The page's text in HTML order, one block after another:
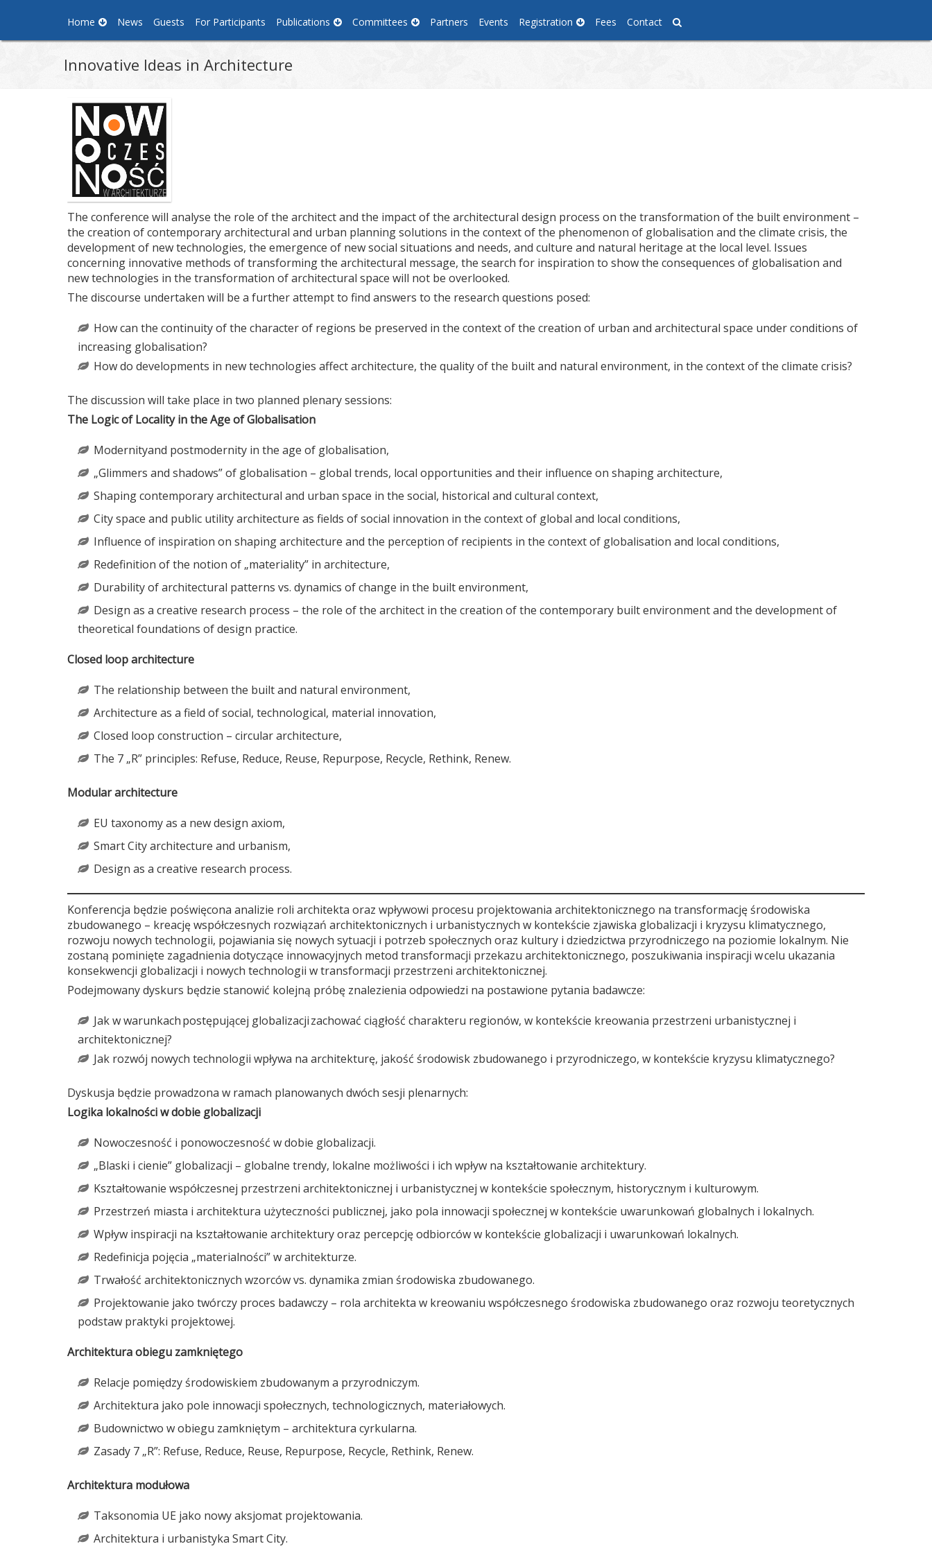
Home News Guests For Participants Publications Committees Partners Events Registration Fees Contact
Innovative Ideas in Architecture
The conference will analyse the role of the architect and the impact of the architectural design process on the transformation of the built environment –
the creation of contemporary architectural and urban planning solutions in the context of the phenomenon of globalisation and the climate crisis, the
development of new technologies, the emergence of new social situations and needs, and culture and natural heritage at the local level. Issues
concerning innovative methods of transforming the architectural message, the search for inspiration to show the consequences of globalisation and
new technologies in the transformation of architectural space will not be overlooked.
The discourse undertaken will be a further attempt to find answers to the research questions posed:
How can the continuity of the character of regions be preserved in the context of the creation of urban and architectural space under conditions of
increasing globalisation?
How do developments in new technologies affect architecture, the quality of the built and natural environment, in the context of the climate crisis?
The discussion will take place in two planned plenary sessions:
The Logic of Locality in the Age of Globalisation
Modernityand postmodernity in the age of globalisation,
„Glimmers and shadows” of globalisation – global trends, local opportunities and their influence on shaping architecture,
Shaping contemporary architectural and urban space in the social, historical and cultural context,
City space and public utility architecture as fields of social innovation in the context of global and local conditions,
Influence of inspiration on shaping architecture and the perception of recipients in the context of globalisation and local conditions,
Redefinition of the notion of „materiality” in architecture,
Durability of architectural patterns vs. dynamics of change in the built environment,
Design as a creative research process – the role of the architect in the creation of the contemporary built environment and the development of
theoretical foundations of design practice.
Closed loop architecture
The relationship between the built and natural environment,
Architecture as a field of social, technological, material innovation,
Closed loop construction – circular architecture,
The 7 „R” principles: Refuse, Reduce, Reuse, Repurpose, Recycle, Rethink, Renew.
Modular architecture
EU taxonomy as a new design axiom,
Smart City architecture and urbanism,
Design as a creative research process.
Konferencja będzie poświęcona analizie roli architekta oraz wpływowi procesu projektowania architektonicznego na transformację środowiska
zbudowanego – kreację współczesnych rozwiązań architektonicznych i urbanistycznych w kontekście zjawiska globalizacji i kryzysu klimatycznego,
rozwoju nowych technologii, pojawiania się nowych sytuacji i potrzeb społecznych oraz kultury i dziedzictwa przyrodniczego na poziomie lokalnym. Nie
zostaną pominięte zagadnienia dotyczące innowacyjnych metod transformacji przekazu architektonicznego, poszukiwania inspiracji w celu ukazania
konsekwencji globalizacji i nowych technologii w transformacji przestrzeni architektonicznej.
Podejmowany dyskurs będzie stanowić kolejną próbę znalezienia odpowiedzi na postawione pytania badawcze:
Jak w warunkach postępującej globalizacji zachować ciągłość charakteru regionów, w kontekście kreowania przestrzeni urbanistycznej i
architektonicznej?
Jak rozwój nowych technologii wpływa na architekturę, jakość środowisk zbudowanego i przyrodniczego, w kontekście kryzysu klimatycznego?
Dyskusja będzie prowadzona w ramach planowanych dwóch sesji plenarnych:
Logika lokalności w dobie globalizacji
Nowoczesność i ponowoczesność w dobie globalizacji.
„Blaski i cienie” globalizacji – globalne trendy, lokalne możliwości i ich wpływ na kształtowanie architektury.
Kształtowanie współczesnej przestrzeni architektonicznej i urbanistycznej w kontekście społecznym, historycznym i kulturowym.
Przestrzeń miasta i architektura użyteczności publicznej, jako pola innowacji społecznej w kontekście uwarunkowań globalnych i lokalnych.
Wpływ inspiracji na kształtowanie architektury oraz percepcję odbiorców w kontekście globalizacji i uwarunkowań lokalnych.
Redefinicja pojęcia „materialności” w architekturze.
Trwałość architektonicznych wzorców vs. dynamika zmian środowiska zbudowanego.
Projektowanie jako twórczy proces badawczy – rola architekta w kreowaniu współczesnego środowiska zbudowanego oraz rozwoju teoretycznych
podstaw praktyki projektowej.
Architektura obiegu zamkniętego
Relacje pomiędzy środowiskiem zbudowanym a przyrodniczym.
Architektura jako pole innowacji społecznych, technologicznych, materiałowych.
Budownictwo w obiegu zamkniętym – architektura cyrkularna.
Zasady 7 „R”: Refuse, Reduce, Reuse, Repurpose, Recycle, Rethink, Renew.
Architektura modułowa
Taksonomia UE jako nowy aksjomat projektowania.
Architektura i urbanistyka Smart City.